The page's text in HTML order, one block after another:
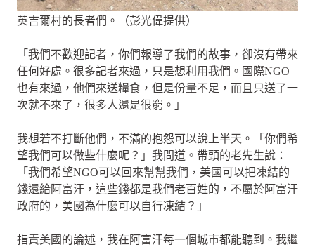
英吉爾村的長者們。（彭光偉提供）
「我們不歡迎記者，你們報導了我們的故事，卻沒有帶來
任何好處。很多記者來過，只是想利用我們。國際NGO
也有來過，他們來送糧食，但是份量不足，而且只送了一
次就不來了，很多人還是很窮。」
我想若不打斷他們，不滿的抱怨可以說上半天。「你們希
望我們可以做些什麼呢？」我問道。帶頭的老先生說：
「我們希望NGO可以回來幫幫我們，美國可以把凍結的
錢還給阿富汗，這些錢都是我們老百姓的，不屬於阿富汗
政府的，美國為什麼可以自行凍結？」
指責美國的論述，我在阿富汗每一個城市都能聽到。我繼